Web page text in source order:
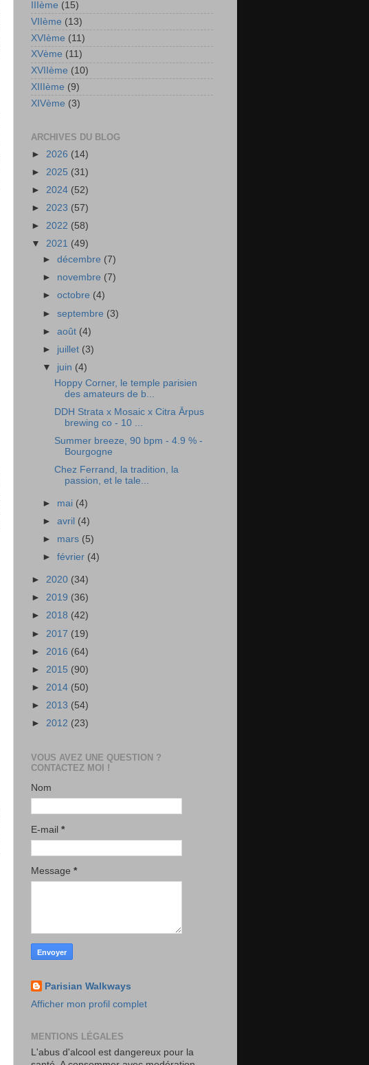
IIIème (15)
VIIème (13)
XVIème (11)
XVème (11)
XVIIème (10)
XIIIème (9)
XIVème (3)
ARCHIVES DU BLOG
► 2026 (14)
► 2025 (31)
► 2024 (52)
► 2023 (57)
► 2022 (58)
▼ 2021 (49)
►décembre (7)
► novembre (7)
►octobre (4)
►septembre (3)
►août (4)
► juillet (3)
▼ juin (4)
Hoppy Corner, le temple parisien
des amateurs de b...
DDH Strata x Mosaic x Citra Ārpus
brewing co - 10 ...
Summer breeze, 90 bpm - 4.9 % -
Bourgogne
Chez Ferrand, la tradition, la
passion, et le tale...
► mai (4)
►avril (4)
► mars (5)
►février (4)
► 2020 (34)
► 2019 (36)
► 2018 (42)
► 2017 (19)
► 2016 (64)
► 2015 (90)
► 2014 (50)
► 2013 (54)
► 2012 (23)
VOUS AVEZ UNE QUESTION ?
CONTACTEZ MOI !
Nom
E-mail *
Message *
Parisian Walkways
Afficher mon profil complet
MENTIONS LÉGALES
L'abus d'alcool est dangereux pour la